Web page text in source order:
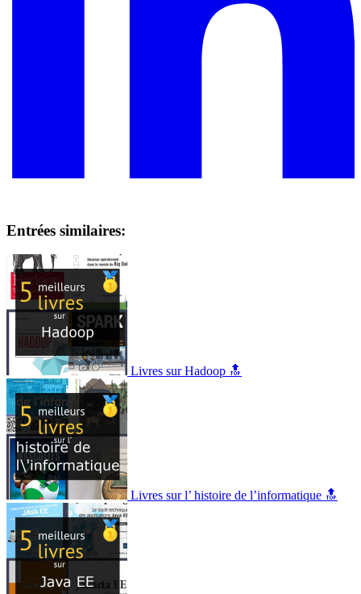
Entrées similaires:
Livres sur Hadoop 🔝
Livres sur l’ histoire de l’informatique 🔝